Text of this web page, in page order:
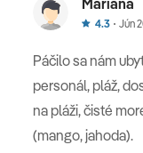
leteckú dopravu,
stravovanie
insolventnosti,
(letiskové
súvisiace s
palivový príplatok
4.3 Jún
Páčilo sa nám
personál, pláž,
na pláži, čisté
(mango, jahoda).